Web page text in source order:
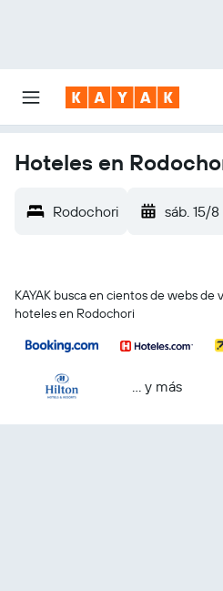
Hoteles en
Rodochori sáb. 15/8
KAYAK busca en cientos de webs de
hoteles en Rodochori
… y más